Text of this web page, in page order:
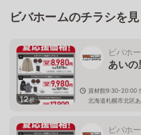
ビバホームのチラシを
12枚
ビバホ
あいの
資材館9:30-20:00
北海道札幌市北区
ビバホ